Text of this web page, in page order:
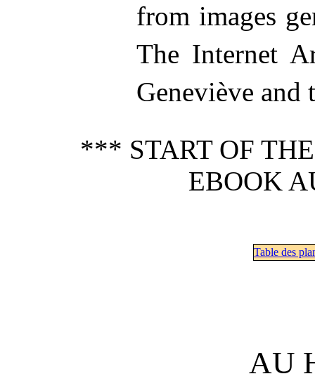
from images
The Internet
Geneviève and
*** START OF
EBOOK
Table des
AU